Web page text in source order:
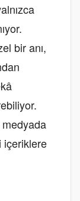
bir anı,
içeriklere